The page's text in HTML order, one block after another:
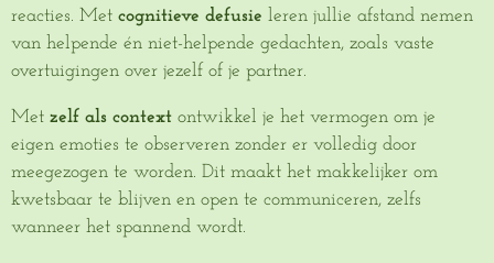
reacties. Met cognitieve defusie leren jullie afstand nemen
van helpende én niet-helpende gedachten, zoals vaste
overtuigingen over jezelf of je partner.
Met zelf als context ontwikkel je het vermogen om je
eigen emoties te observeren zonder er volledig door
meegezogen te worden. Dit maakt het makkelijker om
kwetsbaar te blijven en open te communiceren, zelfs
wanneer het spannend wordt.